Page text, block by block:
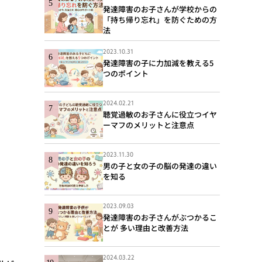
発達障害のお子さんが学校からの
「持ち帰り忘れ」を防ぐための方
法
2023.10.31
発達障害の子に力加減を教える5
つのポイント
2024.02.21
聴覚過敏のお子さんに役立つイヤ
ーマフのメリットと注意点
2023.11.30
男の子と女の子の脳の発達の違い
を知る
2023.09.03
発達障害のお子さんがぶつかるこ
とが 多い理由と改善方法
2024.03.22